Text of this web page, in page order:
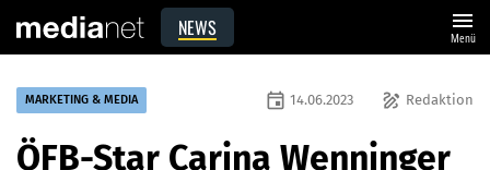
NEWS menu
Menü
MARKETING & MEDIA draw Redaktion
event 14.06.2023
ÖFB-Star Carina Wenninger